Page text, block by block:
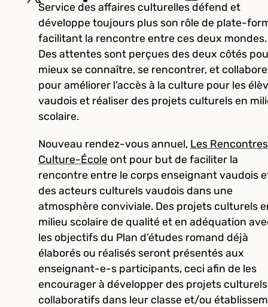
Service des affaires culturelles défend et
développe toujours plus son rôle de plate-
facilitant la rencontre entre ces deux mondes.
Des attentes sont perçues des deux côtés
mieux se connaître, se rencontrer, et
pour améliorer l’accès à la culture pour les
vaudois et réaliser des projets culturels en
scolaire.
Nouveau rendez-vous annuel, Les Rencontres
Culture-École ont pour but de faciliter la
rencontre entre le corps enseignant vaudois
des acteurs culturels vaudois dans une
atmosphère conviviale. Des projets culturels
milieu scolaire de qualité et en adéquation
les objectifs du Plan d’études romand déjà
élaborés ou réalisés seront présentés aux
enseignant-e-s participants, ceci afin de les
encourager à développer des projets culturels
collaboratifs dans leur classe et/ou